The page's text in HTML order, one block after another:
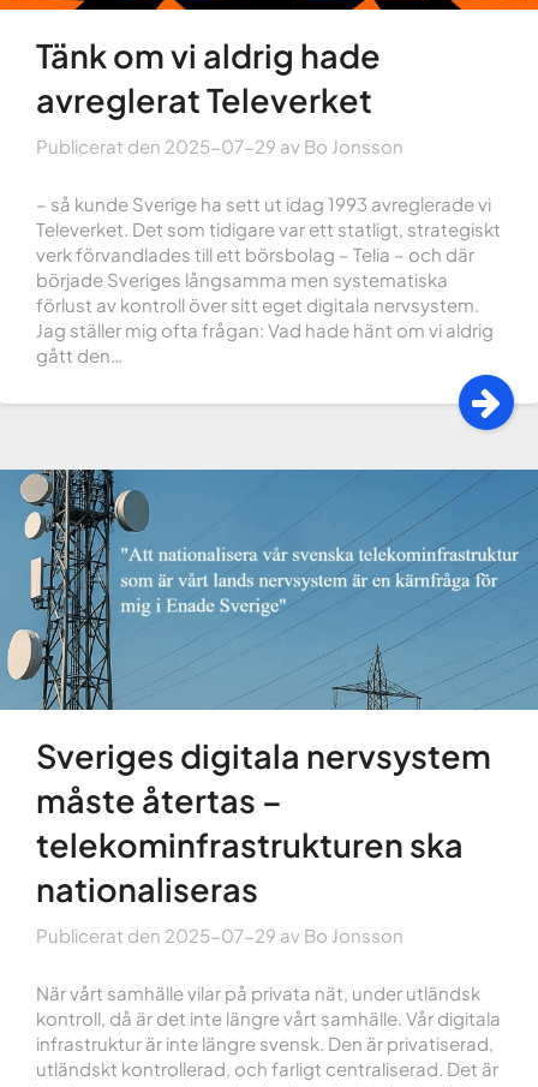
Tänk om vi aldrig hade
avreglerat Televerket
Publicerat den 2025-07-29 av Bo Jonsson
– så kunde Sverige ha sett ut idag 1993 avreglerade vi
Televerket. Det som tidigare var ett statligt, strategiskt
verk förvandlades till ett börsbolag – Telia – och där
började Sveriges långsamma men systematiska
förlust av kontroll över sitt eget digitala nervsystem.
Jag ställer mig ofta frågan: Vad hade hänt om vi aldrig
gått den…
Sveriges digitala nervsystem
måste återtas –
telekominfrastrukturen ska
nationaliseras
Publicerat den 2025-07-29 av Bo Jonsson
När vårt samhälle vilar på privata nät, under utländsk
kontroll, då är det inte längre vårt samhälle. Vår digitala
infrastruktur är inte längre svensk. Den är privatiserad,
utländskt kontrollerad, och farligt centraliserad. Det är